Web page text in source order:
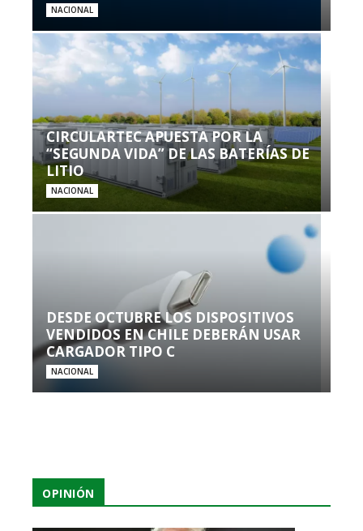
NACIONAL
CIRCULARTEC APUESTA POR LA
“SEGUNDA VIDA” DE LAS BATERÍAS DE
LITIO
NACIONAL
DESDE OCTUBRE LOS DISPOSITIVOS
VENDIDOS EN CHILE DEBERÁN USAR
CARGADOR TIPO C
NACIONAL
OPINIÓN